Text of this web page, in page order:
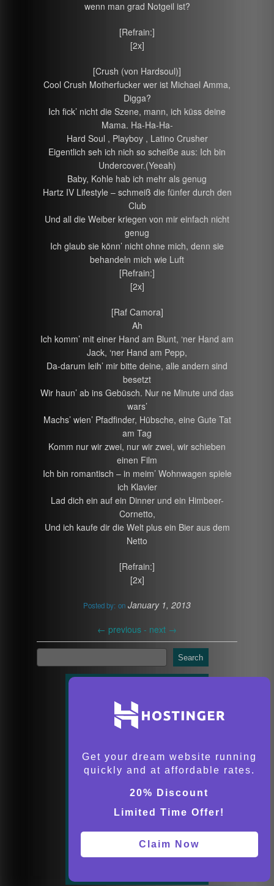
wenn man grad Notgeil ist?
[Refrain:]
[2x]
[Crush (von Hardsoul)]
Cool Crush Motherfucker wer ist Michael Amma,
Digga?
Ich fick’ nicht die Szene, mann, ich küss deine
Mama. Ha-Ha-Ha-
Hard Soul , Playboy , Latino Crusher
Eigentlich seh ich nich so scheiße aus: Ich bin
Undercover.(Yeeah)
Baby, Kohle hab ich mehr als genug
Hartz IV Lifestyle – schmeiß die fünfer durch den
Club
Und all die Weiber kriegen von mir einfach nicht
genug
Ich glaub sie könn’ nicht ohne mich, denn sie
behandeln mich wie Luft
[Refrain:]
[2x]
[Raf Camora]
Ah
Ich komm’ mit einer Hand am Blunt, ‘ner Hand am
Jack, ‘ner Hand am Pepp,
Da-darum leih’ mir bitte deine, alle andern sind
besetzt
Wir haun’ ab ins Gebüsch. Nur ne Minute und das
wars’
Machs’ wien’ Pfadfinder, Hübsche, eine Gute Tat
am Tag
Komm nur wir zwei, nur wir zwei, wir schieben
einen Film
Ich bin romantisch – in meim’ Wohnwagen spiele
ich Klavier
Lad dich ein auf ein Dinner und ein Himbeer-
Cornetto,
Und ich kaufe dir die Welt plus ein Bier aus dem
Netto
[Refrain:]
[2x]
Posted by: on January 1, 2013
← previous - next →
Search
Get your dream website running
quickly and at affordable rates.
20% Discount
Limited Time Offer!
Claim Now